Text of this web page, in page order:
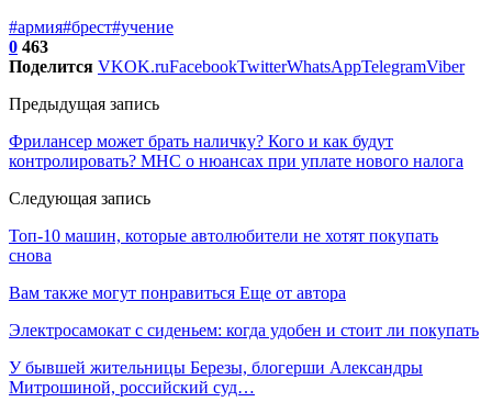
#армия#брест#учение
0 463
Поделится VKOK.ruFacebookTwitterWhatsAppTelegramViber
Предыдущая запись
Фрилансер может брать наличку? Кого и как будут
контролировать? МНС о нюансах при уплате нового налога
Следующая запись
Топ-10 машин, которые автолюбители не хотят покупать
снова
Вам также могут понравиться Еще от автора
Электросамокат с сиденьем: когда удобен и стоит ли покупать
У бывшей жительницы Березы, блогерши Александры
Митрошиной, российский суд…